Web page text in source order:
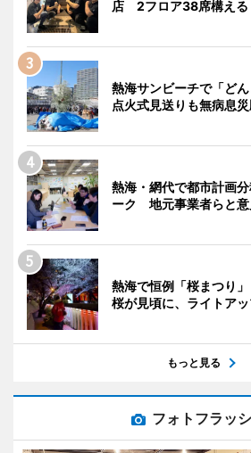
店 2フロア38席構える
熱海サンビーチで「ど
点火式見送りも無病息災
熱海・網代で都市計画
ーク 地元事業者らと意
熱海で恒例「桜まつり
桜が見頃に、ライトア
もっと見る
フォトフラッ